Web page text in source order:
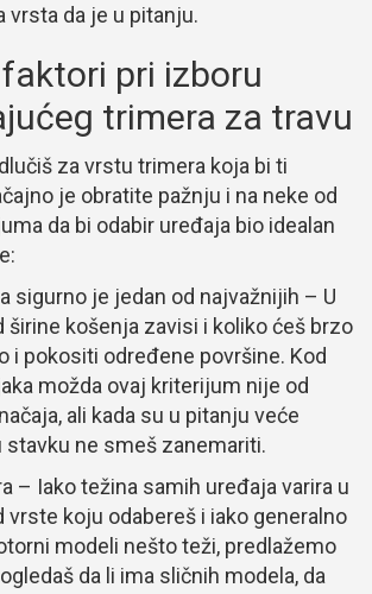
vrsta da je u pitanju.
pri izboru
trimera za travu
za vrstu trimera koja bi ti
je obratite pažnju i na neke od
da bi odabir uređaja bio idealan
sigurno je jedan od najvažnijih – U
širine košenja zavisi i koliko ćeš brzo
i pokositi određene površine. Kod
možda ovaj kriterijum nije od
ali kada su u pitanju veće
stavku ne smeš zanemariti.
– Iako težina samih uređaja varira u
vrste koju odabereš i iako generalno
modeli nešto teži, predlažemo
da li ima sličnih modela, da